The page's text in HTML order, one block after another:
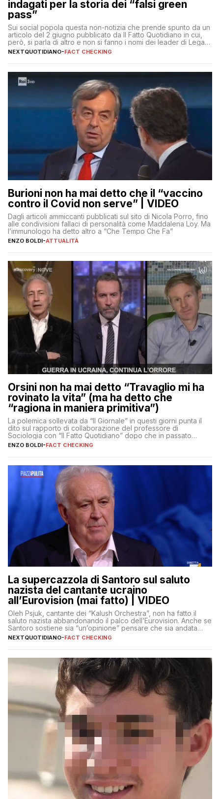
indagati per la storia dei “falsi green
pass”
Sui social popola questa non-notizia che prende spunto da un
articolo del 2 giugno pubblicato da Il Fatto Quotidiano in cui,
però, si parla di altro e non si fanno i nomi dei leader di Lega e
Fratelli d’Italia
NEXTQUOTIDIANO-FACT CHECKING
Burioni non ha mai detto che il “vaccino
contro il Covid non serve” | VIDEO
Dagli articoli ammiccanti pubblicati sul sito di Nicola Porro, fino
alle condivisioni fallaci di personalità come Maddalena Loy. Ma
l’immunologo ha detto altro a “Che Tempo Che Fa”
ENZO BOLDI-ATTUALITÀ
Orsini non ha mai detto “Travaglio mi ha
rovinato la vita” (ma ha detto che
“ragiona in maniera primitiva”)
La polemica sollevata da “Il Giornale” in questi giorni punta il
dito sul rapporto di collaborazione del professore di
Sociologia con “Il Fatto Quotidiano” dopo che in passato
erano volati stracci
ENZO BOLDI-FACT CHECKING
La supercazzola di Santoro sul saluto
nazista del cantante ucraino
all’Eurovision (mai fatto) | VIDEO
Oleh Psjuk, cantante dei “Kalush Orchestra”, non ha fatto il
saluto nazista abbandonando il palco dell’Eurovision. Anche se
Santoro sostiene sia “un’opinione” pensare che sia andata
così
NEXTQUOTIDIANO-FACT CHECKING